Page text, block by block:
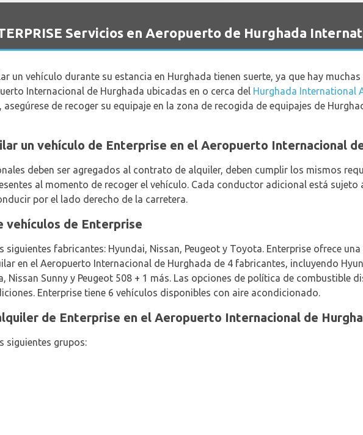
Servicios en Aeropuerto de Hurghada
un vehículo durante su estancia en Hurghada tienen suerte, ya que hay muchas
Internacional de Hurghada ubicadas en o cerca del Hurghada International
de recoger su equipaje en la zona de recogida de equipajes de
un vehículo de Enterprise en el Aeropuerto Internacional
deben ser agregados al contrato de alquiler, deben cumplir los mismos
al momento de recoger el vehículo. Cada conductor adicional está sujeto
por el lado derecho de la carretera.
vehículos de Enterprise
siguientes fabricantes: Hyundai, Nissan, Peugeot y Toyota. Enterprise ofrece una
en el Aeropuerto Internacional de Hurghada de 4 fabricantes, incluyendo
Nissan Sunny y Peugeot 508 + 1 más. Las opciones de política de combustible
Enterprise tiene 6 vehículos disponibles con aire acondicionado.
de Enterprise en el Aeropuerto Internacional de
siguientes grupos: